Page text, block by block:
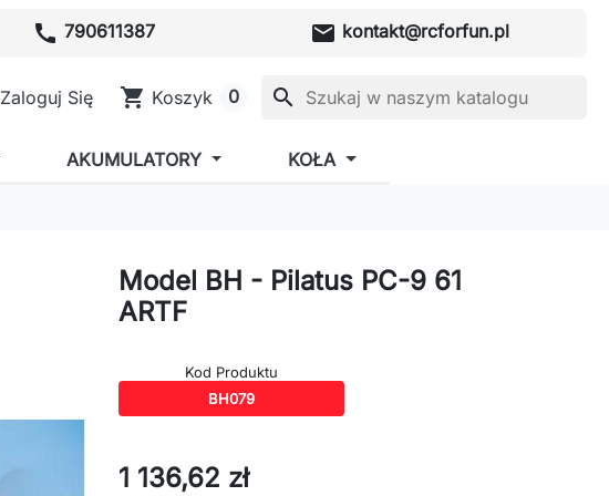
call 790611387 mail kontakt@rcforfun.pl
Zaloguj Się shopping_cart Koszyk 0 search
AKUMULATORY KOŁA
Model BH - Pilatus PC-9 61
ARTF
Kod Produktu
BH079
1 136,62 zł